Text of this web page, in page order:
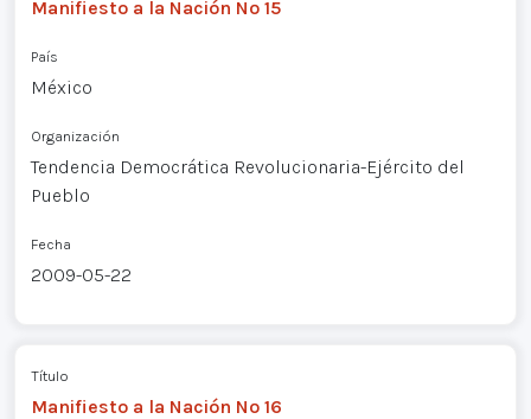
Manifiesto a la Nación Nº 15
País
México
Organización
Tendencia Democrática Revolucionaria-Ejército del
Pueblo
Fecha
2009-05-22
Título
Manifiesto a la Nación Nº 16